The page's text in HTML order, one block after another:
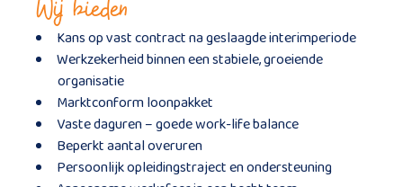
Wij bieden
Kans op vast contract na geslaagde interimperiode
Werkzekerheid binnen een stabiele, groeiende
organisatie
Marktconform loonpakket
Vaste daguren – goede work-life balance
Beperkt aantal overuren
Persoonlijk opleidingstraject en ondersteuning